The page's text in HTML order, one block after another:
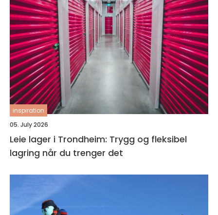
inspiration
05. July 2026
Leie lager i Trondheim: Trygg og fleksibel
lagring når du trenger det